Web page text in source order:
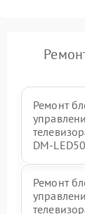
Ремонт
DM-
Ремонт